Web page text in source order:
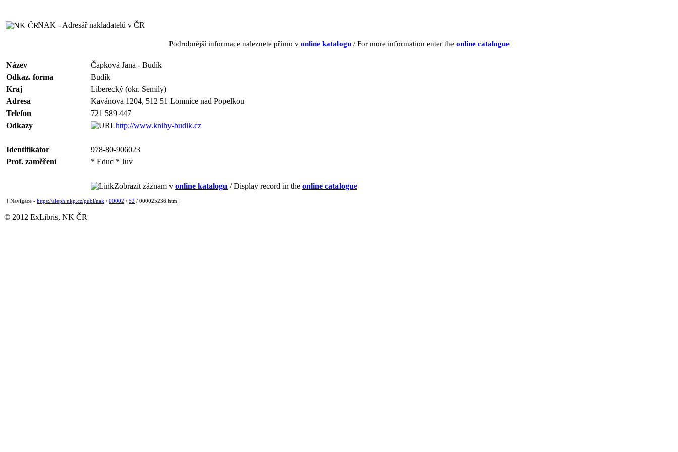
NAK - Adresář nakladatelů v ČR
Podrobnější informace naleznete přímo v online katalogu/ For more information enter the online catalogue
Název
Čapková Jana - Budík
Odkaz. forma
Budík
Kraj
Liberecký (okr. Semily)
Adresa
Kavánova 1204, 512 51 Lomnice nad Popelkou
Telefon
721 589 447
Odkazy
http://www.knihy-budik.cz
Identifikátor
978-80-906023
Prof. zaměření
* Educ * Juv
Zobrazit záznam v online katalogu / Display record in the online catalogue
[ Navigace - https://aleph.nkp.cz/publ/nak / 00002 / 52 / 000025236.htm ]
© 2012 ExLibris, NK ČR